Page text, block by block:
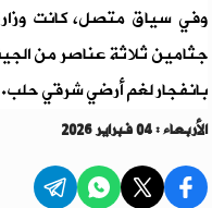
وفي سياق متصل، كانت
جثامين ثلاثة عناصر من
بانفجار لغم أرضي شرقي حلب.
الأربعاء : 04 فبراير 2026